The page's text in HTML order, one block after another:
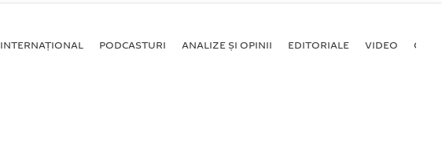
INTERNAȚIONAL PODCASTURI ANALIZE ȘI OPINII EDITORIALE VIDEO